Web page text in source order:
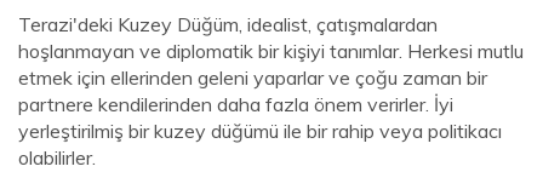
Terazi'deki Kuzey Düğüm, idealist, çatışmalardan
hoşlanmayan ve diplomatik bir kişiyi tanımlar. Herkesi mutlu
etmek için ellerinden geleni yaparlar ve çoğu zaman bir
partnere kendilerinden daha fazla önem verirler. İyi
yerleştirilmiş bir kuzey düğümü ile bir rahip veya politikacı
olabilirler.